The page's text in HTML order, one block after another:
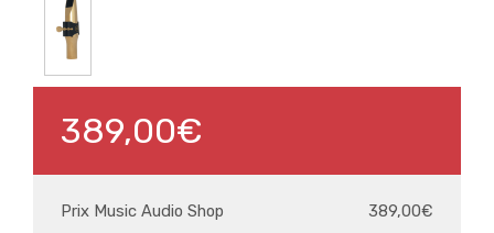
389,00€
Prix Music Audio Shop
389,00€